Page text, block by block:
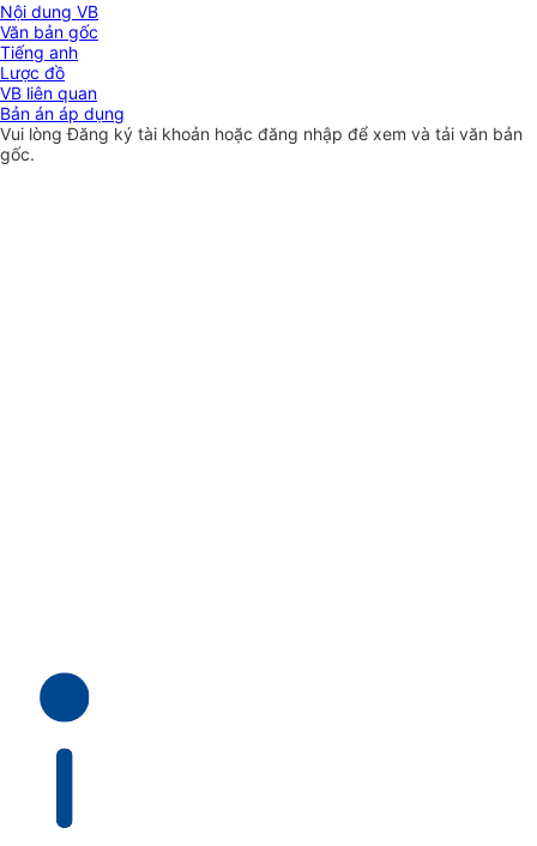
Nội dung VB
Văn bản gốc
Tiếng anh
Lược đồ
VB liên quan
Bản án áp dụng
Vui lòngĐăng ký tài khoản hoặc đăng nhập để xem và tải văn bản
gốc.